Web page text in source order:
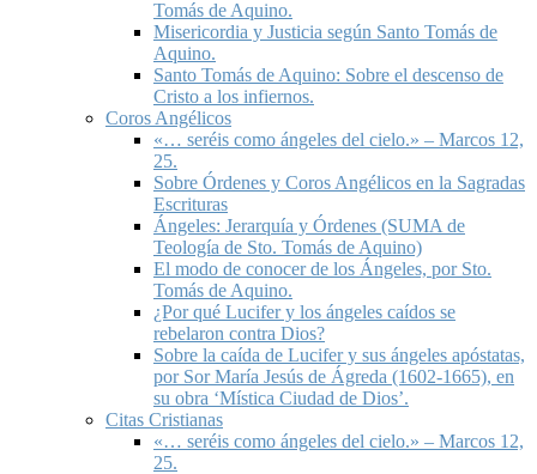
Tomás de Aquino.
Misericordia y Justicia según Santo Tomás de
Aquino.
Santo Tomás de Aquino: Sobre el descenso de
Cristo a los infiernos.
Coros Angélicos
«… seréis como ángeles del cielo.» – Marcos 12,
25.
Sobre Órdenes y Coros Angélicos en la Sagradas
Escrituras
Ángeles: Jerarquía y Órdenes (SUMA de
Teología de Sto. Tomás de Aquino)
El modo de conocer de los Ángeles, por Sto.
Tomás de Aquino.
¿Por qué Lucifer y los ángeles caídos se
rebelaron contra Dios?
Sobre la caída de Lucifer y sus ángeles apóstatas,
por Sor María Jesús de Ágreda (1602-1665), en
su obra ‘Mística Ciudad de Dios’.
Citas Cristianas
«… seréis como ángeles del cielo.» – Marcos 12,
25.